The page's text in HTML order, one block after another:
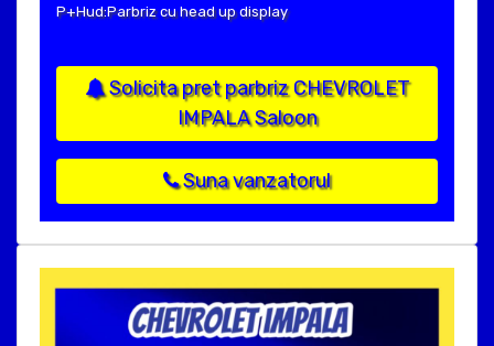
P+Hud:Parbriz cu head up display
Solicita pret parbriz CHEVROLET
IMPALA Saloon
Suna vanzatorul